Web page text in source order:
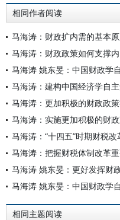
相同作者阅读
马海涛：财政扩内需的基本
马海涛：财政政策如何支撑
马海涛 姚东旻：中国财政学
马海涛：更加积极的财政政
马海涛：实施更加积极的财
马海涛：“十四五”时期财税
马海涛：把握财税体制改革
马海涛 姚东旻：更好发挥财
马海涛 姚东旻：中国财政学
相同主题阅读